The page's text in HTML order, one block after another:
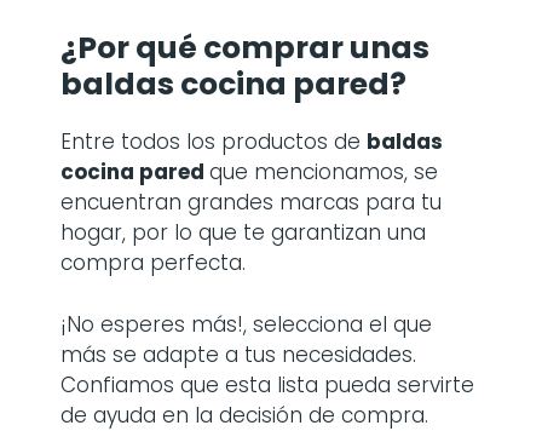
¿Por qué comprarunas
baldas cocina pared?
Entre todos los productos de baldas
cocina pared que mencionamos, se
encuentran grandes marcas para tu
hogar, por lo que te garantizan una
compra perfecta.
¡No esperes más!, selecciona el que
más se adapte a tus necesidades.
Confiamos que esta lista pueda servirte
de ayuda en la decisión de compra.